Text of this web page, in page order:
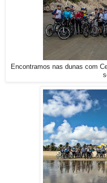
Encontramos nas dunas com